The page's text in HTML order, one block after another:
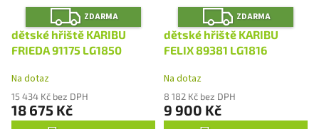
Z
D
A
R
M
ZDARMA
dětské hřiště KARIBU
FRIEDA 91175 LG1850
Na dotaz
15 434 Kč bez DPH
18 675 Kč
Z
D
A
R
M
ZDARMA
dětské hřiště KARIBU
FELIX 89381 LG1816
Na dotaz
8 182 Kč bez DPH
9 900 Kč